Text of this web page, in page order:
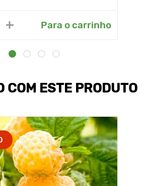
Para o carrinho
COM ESTE PRODUTO